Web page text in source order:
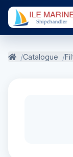
Catalogue